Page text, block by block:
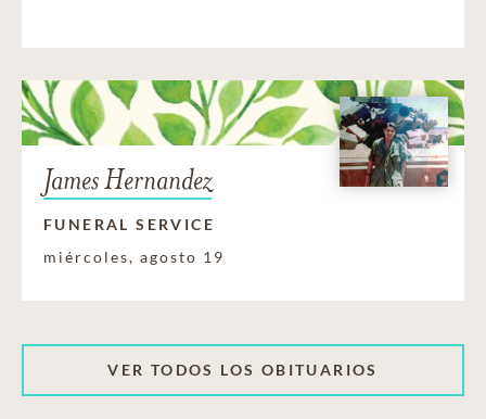
James Hernandez
FUNERAL SERVICE
miércoles, agosto 19
VER TODOS LOS OBITUARIOS